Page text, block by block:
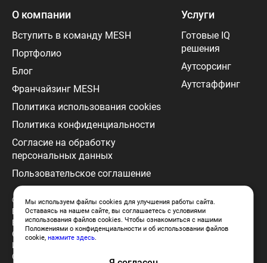
Мы используем файлы cookies для улучшения работы сайта.
Оставаясь на нашем сайте, вы соглашаетесь с условиями
использования файлов cookies. Чтобы ознакомиться с нашими
Положениями о конфиденциальности и об использовании файлов
cookie,нажмите здесь.
О компании
Вступить в команду MESH
Портфолио
Блог
Франчайзинг MESH
Политика использования cookies
Политика конфиденциальности
Согласие на обработку
персональных данных
Пользовательское соглашение
Услуги
Готовые IQ
решения
Аутсорсинг
Аутстаффинг
© 2024 MESH. г. Москва, ул.
Барклая, 6, строение 3 бизнес-центр,
Барклай Парк, офис 506
ООО «Меш Диджитл»
ИНН: 9701021661
ОКВЭД: Разработка компьютерного